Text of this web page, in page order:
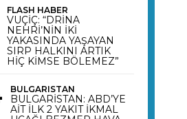
FLASH HABER
VUÇİÇ: “DRİNA
NEHRİ’NİN İKİ
YAKASINDA YAŞAYAN
SIRP HALKINI ARTIK
HİÇ KİMSE BÖLEMEZ”
BULGARISTAN
BULGARİSTAN: ABD’YE
AİT İLK 2 YAKIT İKMAL